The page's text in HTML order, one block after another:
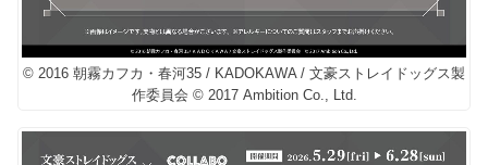
© 2016 朝霧カフカ・春河35 / KADOKAWA / 文豪ストレイドッグス製
作委員会 © 2017 Ambition Co., Ltd.